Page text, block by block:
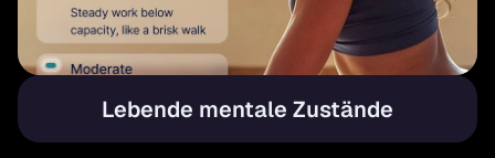
Lebende mentale Zustände